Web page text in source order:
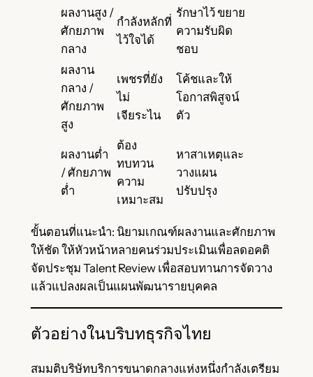
ผลงานสูง /
ศักยภาพ
กลาง
กำลังหลักที่
ไว้ใจได้
รักษาไว้ ขยาย
ความรับผิด
ชอบ
ผลงาน
กลาง /
ศักยภาพ
สูง
เพชรที่ยัง
ไม่
เจียระไน
โค้ชและให้
โอกาสพิสูจน์
ตัว
ผลงานต่ำ
/ ศักยภาพ
ต่ำ
ต้อง
ทบทวน
ความ
เหมาะสม
หาสาเหตุและ
วางแผน
ปรับปรุง
ขั้นตอนที่แนะนำ: นิยามเกณฑ์ผลงานและศักยภาพ
ให้ชัด ให้หัวหน้าหลายคนร่วมประเมินเพื่อลดอคติ
จัดประชุม Talent Review เพื่อสอบทานการจัดวาง
แล้วแปลงผลเป็นแผนพัฒนารายบุคคล
ตัวอย่างในบริบทธุรกิจไทย
สมมติบริษัทบริการขนาดกลางแห่งหนึ่งกำลังเตรียม